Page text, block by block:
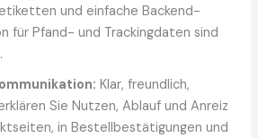
und einfache Backend-
für Pfand- und Trackingdaten sind
Klar, freundlich,
Sie Nutzen, Ablauf und Anreiz
in Bestellbestätigungen und